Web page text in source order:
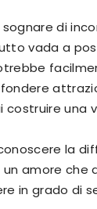
di
vada a
costruire una
la
un amore
in grado di